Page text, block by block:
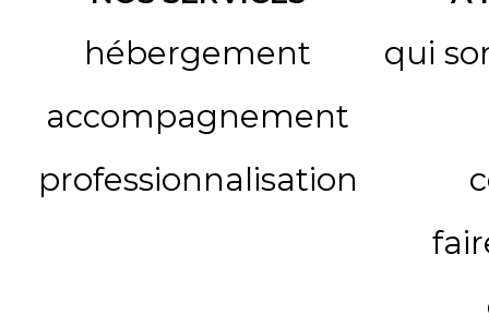
hébergement
accompagnement
professionnalisation
qui